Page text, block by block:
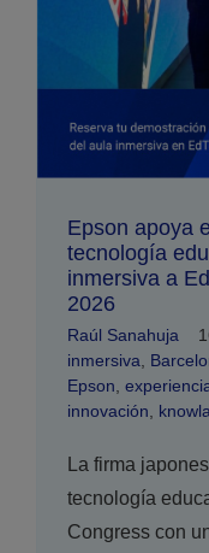
Epson apoya
tecnología
inmersiva a
2026
Raúl Sanahuja
inmersiva
Epson
innovación
knowla
La firma
tecnología
Congress con